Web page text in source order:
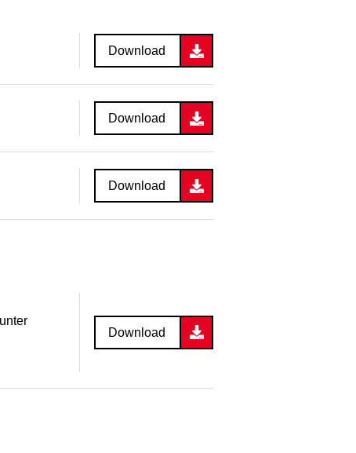
Download
Download
Download
Download